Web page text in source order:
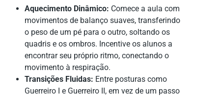
Aquecimento Dinâmico: Comece a aula com
movimentos de balanço suaves, transferindo
o peso de um pé para o outro, soltando os
quadris e os ombros. Incentive os alunos a
encontrar seu próprio ritmo, conectando o
movimento à respiração.
Transições Fluidas: Entre posturas como
Guerreiro I e Guerreiro II, em vez de um passo